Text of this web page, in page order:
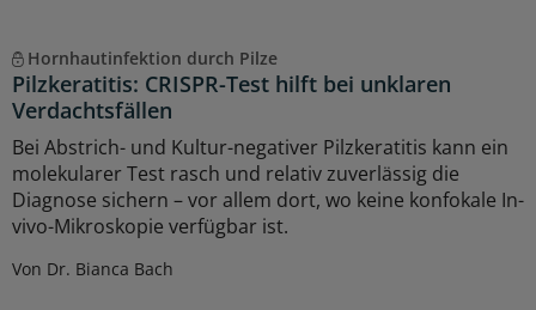
Hornhautinfektion durch Pilze
Pilzkeratitis: CRISPR-Test hilft bei unklaren
Verdachtsfällen
Bei Abstrich- und Kultur-negativer Pilzkeratitis kann ein
molekularer Test rasch und relativ zuverlässig die
Diagnose sichern – vor allem dort, wo keine konfokale In-
vivo-Mikroskopie verfügbar ist.
Von Dr. Bianca Bach